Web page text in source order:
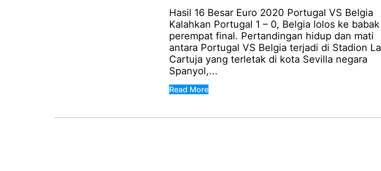
Hasil 16 Besar Euro 2020 Portugal VS Belgia
Kalahkan Portugal 1 – 0, Belgia lolos ke babak
perempat final. Pertandingan hidup dan mati
antara Portugal VS Belgia terjadi di Stadion La
Cartuja yang terletak di kota Sevilla negara
Spanyol,...
Read More